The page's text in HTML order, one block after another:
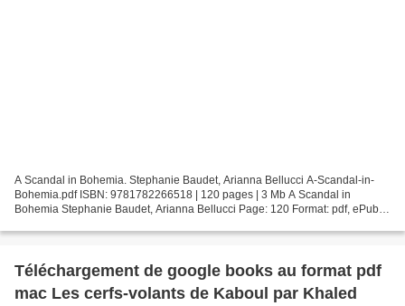
A Scandal in Bohemia. Stephanie Baudet, Arianna Bellucci A-Scandal-in-
Bohemia.pdf ISBN: 9781782266518 | 120 pages | 3 Mb A Scandal in
Bohemia Stephanie Baudet, Arianna Bellucci Page: 120 Format: pdf, ePub,
Téléchargement de google books au format pdf
mac Les cerfs-volants de Kaboul par Khaled